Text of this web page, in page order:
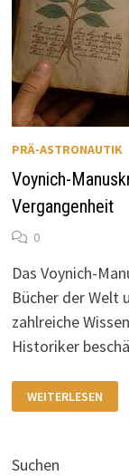
PRÄ-ASTRONAUTIK
Voynich-
Vergangenheit
0
Das Voynich-
Bücher der Welt
zahlreiche
Historiker
MANUSKRIPT
–
WEITERLESEN
Suchen